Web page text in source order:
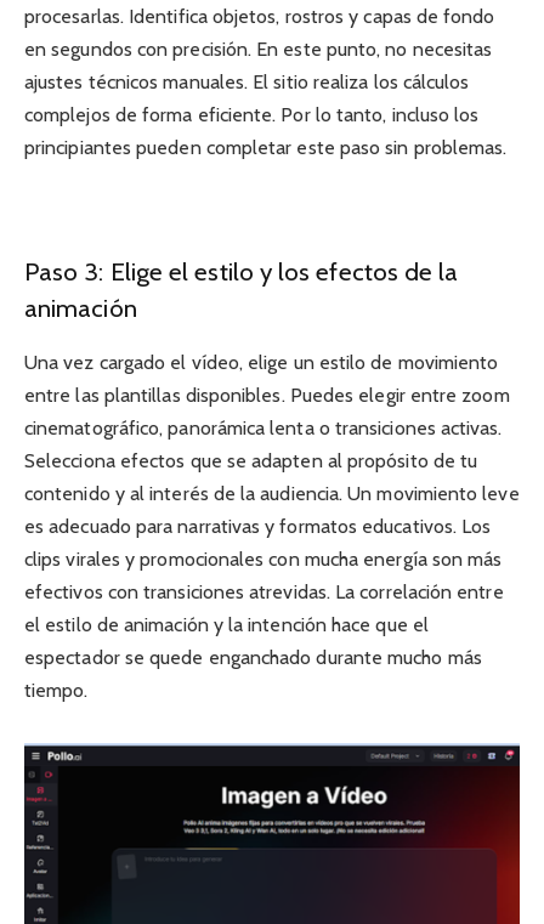
procesarlas. Identifica objetos, rostros y capas de fondo
en segundos con precisión. En este punto, no necesitas
ajustes técnicos manuales. El sitio realiza los cálculos
complejos de forma eficiente. Por lo tanto, incluso los
principiantes pueden completar este paso sin problemas.
Paso 3: Elige el estilo y los efectos de la
animación
Una vez cargado el vídeo, elige un estilo de movimiento
entre las plantillas disponibles. Puedes elegir entre zoom
cinematográfico, panorámica lenta o transiciones activas.
Selecciona efectos que se adapten al propósito de tu
contenido y al interés de la audiencia. Un movimiento leve
es adecuado para narrativas y formatos educativos. Los
clips virales y promocionales con mucha energía son más
efectivos con transiciones atrevidas. La correlación entre
el estilo de animación y la intención hace que el
espectador se quede enganchado durante mucho más
tiempo.